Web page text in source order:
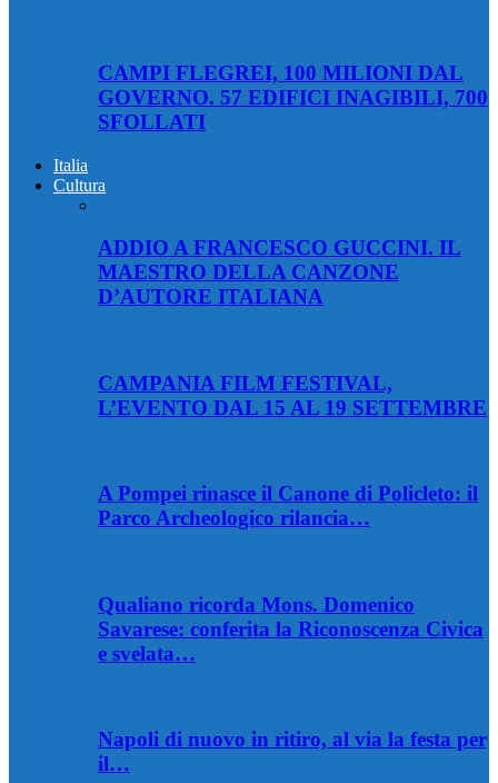
CAMPI FLEGREI, 100 MILIONI DAL
GOVERNO. 57 EDIFICI INAGIBILI, 700
SFOLLATI
Italia
Cultura
ADDIO A FRANCESCO GUCCINI. IL
MAESTRO DELLA CANZONE
D’AUTORE ITALIANA
CAMPANIA FILM FESTIVAL,
L’EVENTO DAL 15 AL 19 SETTEMBRE
A Pompei rinasce il Canone di Policleto: il
Parco Archeologico rilancia…
Qualiano ricorda Mons. Domenico
Savarese: conferita la Riconoscenza Civica
e svelata…
Napoli di nuovo in ritiro, al via la festa per
il…